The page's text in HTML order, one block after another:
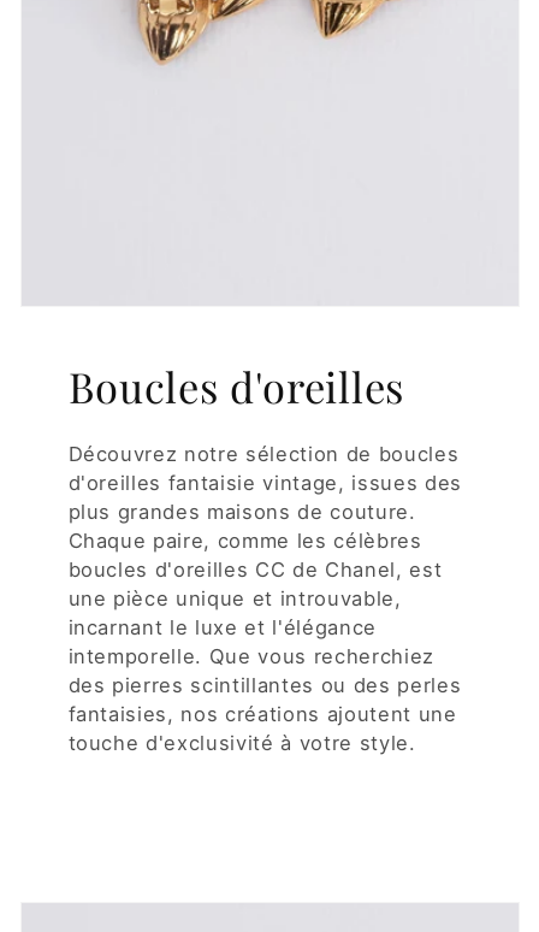
Boucles d'oreilles
Découvrez notre sélection de boucles
d'oreilles fantaisie vintage, issues des
plus grandes maisons de couture.
Chaque paire, comme les célèbres
boucles d'oreilles CC de Chanel, est
une pièce unique et introuvable,
incarnant le luxe et l'élégance
intemporelle. Que vous recherchiez
des pierres scintillantes ou des perles
fantaisies, nos créations ajoutent une
touche d'exclusivité à votre style.